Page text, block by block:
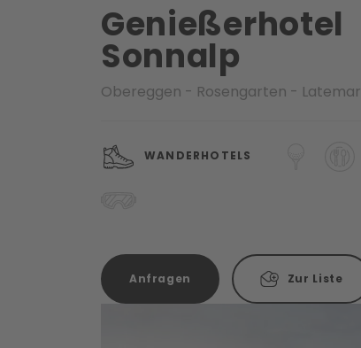
Genießerhotel
Sonnalp
Obereggen - Rosengarten - Latemar
WANDERHOTELS
Anfragen Zur Liste